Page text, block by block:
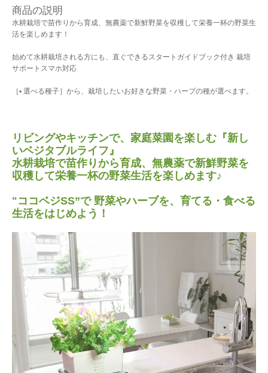
商品の説明
水耕栽培で苗作りから育成、無農薬で新鮮野菜を収穫して栄養一杯の野菜生
活を楽しめます！
始めて水耕栽培される方にも、直ぐできるスタートガイドブック付き 栽培
サポートスマホ対応
［▪︎ 選べる種子］から、栽培したいお好きな野菜・ハーブの種が選べます。
リビングやキッチンで、家庭菜園を楽しむ『新し
いベジタブルライフ』
水耕栽培で苗作りから育成、無農薬で新鮮野菜を
収穫して栄養一杯の野菜生活を楽しめます♪
"ココベジSS”で 野菜やハーブを、育てる・食べる
生活をはじめよう！